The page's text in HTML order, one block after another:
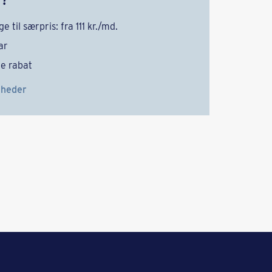
til særpris: fra 111 kr./md.
rabat